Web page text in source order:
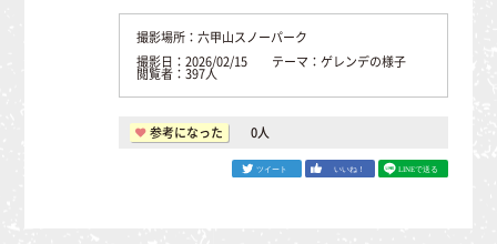
撮影場所：六甲山スノーパーク
撮影日：2026/02/15 テーマ：ゲレンデの様子
閲覧者：397人
参考になった 0人